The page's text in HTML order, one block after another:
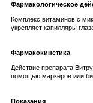
Фармакологическое
Комплекс витаминов с
укрепляет капилляры
Фармакокинетика
Действие препарата
помощью маркеров или
Показания